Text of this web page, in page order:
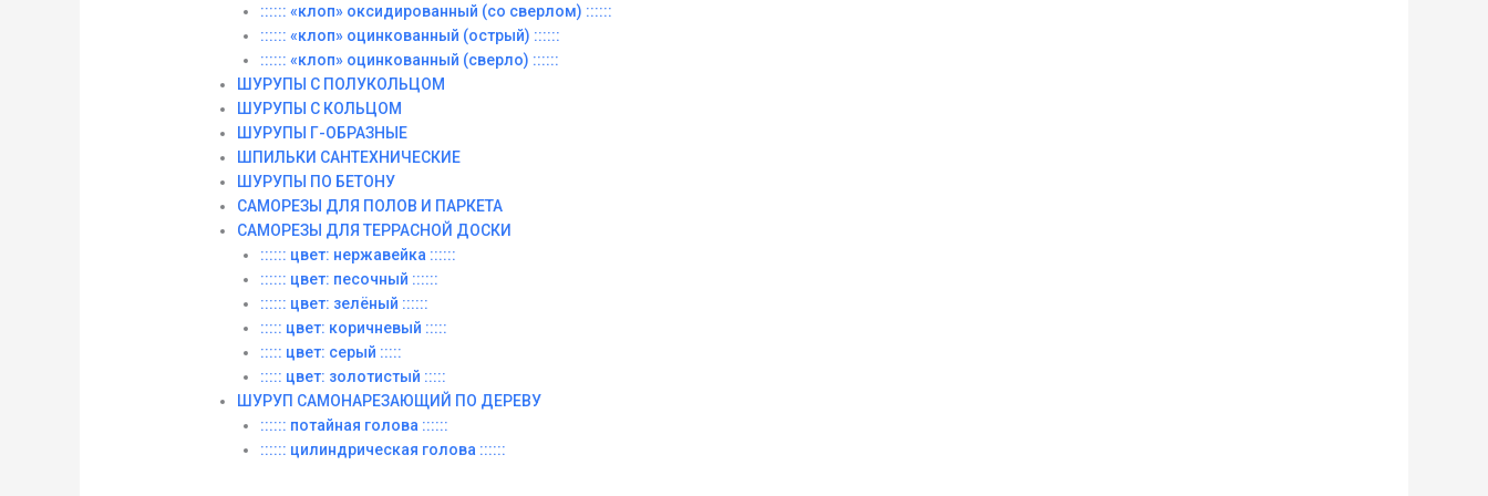
:::::: «клоп» оксидированный (со сверлом) ::::::
:::::: «клоп» оцинкованный (острый) ::::::
:::::: «клоп» оцинкованный (сверло) ::::::
ШУРУПЫ С ПОЛУКОЛЬЦОМ
ШУРУПЫ С КОЛЬЦОМ
ШУРУПЫ Г-ОБРАЗНЫЕ
ШПИЛЬКИ САНТЕХНИЧЕСКИЕ
ШУРУПЫ ПО БЕТОНУ
САМОРЕЗЫ ДЛЯ ПОЛОВ И ПАРКЕТА
САМОРЕЗЫ ДЛЯ ТЕРРАСНОЙ ДОСКИ
:::::: цвет: нержавейка ::::::
:::::: цвет: песочный ::::::
:::::: цвет: зелёный ::::::
::::: цвет: коричневый :::::
::::: цвет: серый :::::
::::: цвет: золотистый :::::
ШУРУП САМОНАРЕЗАЮЩИЙ ПО ДЕРЕВУ
:::::: потайная голова ::::::
:::::: цилиндрическая голова ::::::